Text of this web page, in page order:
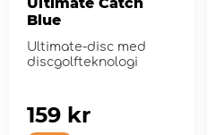
Blue
Ultimate-disc med
discgolfteknologi
159 kr